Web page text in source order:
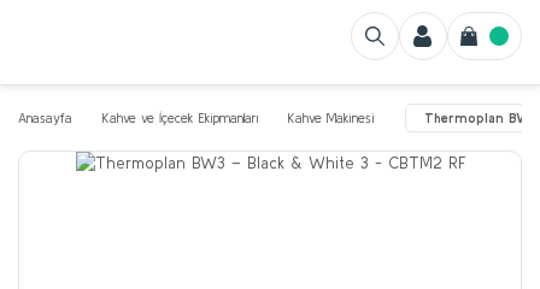
Anasayfa Kahve ve İçecek Ekipmanları Kahve Makinesi Thermoplan